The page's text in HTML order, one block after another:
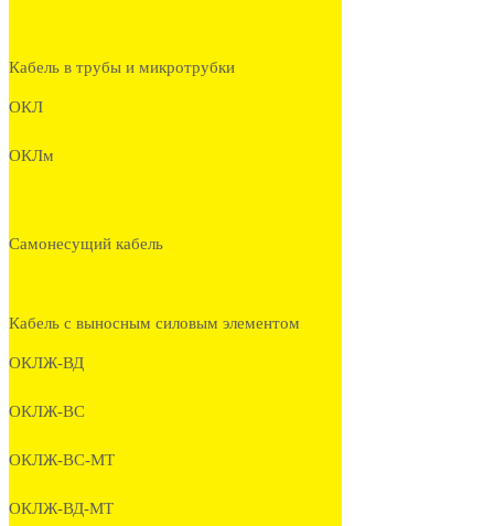
Кабель в трубы и микротрубки
ОКЛ
ОКЛм
Самонесущий кабель
Кабель с выносным силовым элементом
ОКЛЖ-ВД
ОКЛЖ-ВС
ОКЛЖ-ВС-МТ
ОКЛЖ-ВД-МТ